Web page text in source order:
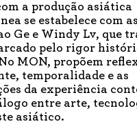
a produção asiática
se estabelece com
Ge e Windy Lv, que
pelo rigor
MON, propõem
temporalidade e as
da experiência
entre arte,
asiático.